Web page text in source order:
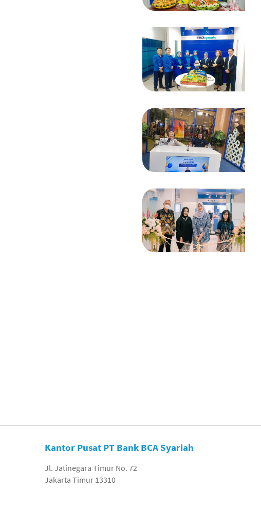
Kantor Pusat PT Bank BCA Syariah
Jl. Jatinegara Timur No. 72
Jakarta Timur 13310